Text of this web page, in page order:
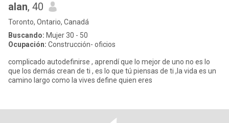
alan, 40
Toronto, Ontario, Canadá
Buscando: Mujer 30 - 50
Ocupación: Construcción- oficios
complicado autodefinirse , aprendí que lo mejor de uno no es lo
que los demás crean de ti , es lo que tú piensas de ti ,la vida es un
camino largo como la vives define quien eres